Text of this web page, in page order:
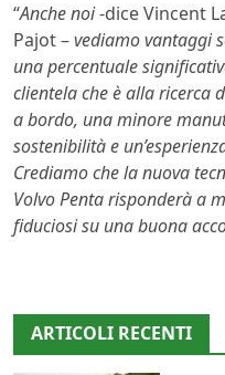
“Anche noi-dice Vincent
Pajot –vediamo vantaggi
una percentuale
clientela che è alla ricerca
a bordo, una minore
sostenibilità e
Crediamo che la nuova
Volvo Penta risponderà a
fiduciosi su una buona
ARTICOLI RECENTI